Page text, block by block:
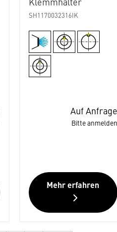
Klemmhalter
SH1170032316IK
Auf Anfrage
Bitte anmelden
Mehr erfahren